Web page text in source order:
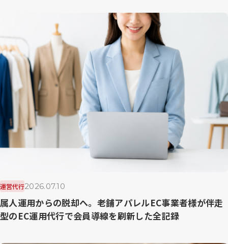
運営代行2026.07.10
属人運用からの脱却へ。老舗アパレルEC事業者様が伴走
型のEC運用代行で会員導線を刷新した全記録